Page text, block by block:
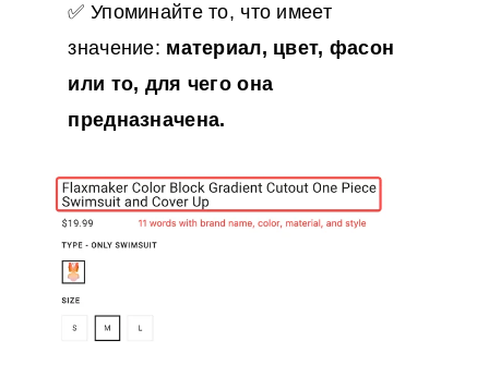
✅ Упоминайте то, что имеет
значение: материал, цвет, фасон
или то, для чего она
предназначена.